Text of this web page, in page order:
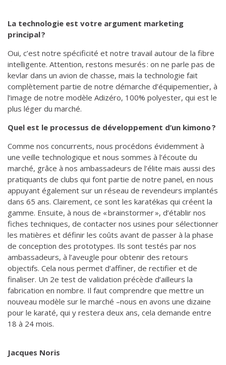
La technologie est votre argument marketing
principal ?
Oui, c’est notre spécificité et notre travail autour de la fibre
intelligente. Attention, restons mesurés : on ne parle pas de
kevlar dans un avion de chasse, mais la technologie fait
complètement partie de notre démarche d’équipementier, à
l’image de notre modèle Adizéro, 100% polyester, qui est le
plus léger du marché.
Quel est le processus de développement d’un kimono ?
Comme nos concurrents, nous procédons évidemment à
une veille technologique et nous sommes à l’écoute du
marché, grâce à nos ambassadeurs de l’élite mais aussi des
pratiquants de clubs qui font partie de notre panel, en nous
appuyant également sur un réseau de revendeurs implantés
dans 65 ans. Clairement, ce sont les karatékas qui créent la
gamme. Ensuite, à nous de « brainstormer », d’établir nos
fiches techniques, de contacter nos usines pour sélectionner
les matières et définir les coûts avant de passer à la phase
de conception des prototypes. Ils sont testés par nos
ambassadeurs, à l’aveugle pour obtenir des retours
objectifs. Cela nous permet d’affiner, de rectifier et de
finaliser. Un 2e test de validation précède d’ailleurs la
fabrication en nombre. Il faut comprendre que mettre un
nouveau modèle sur le marché –nous en avons une dizaine
pour le karaté, qui y restera deux ans, cela demande entre
18 à 24 mois.
Jacques Noris